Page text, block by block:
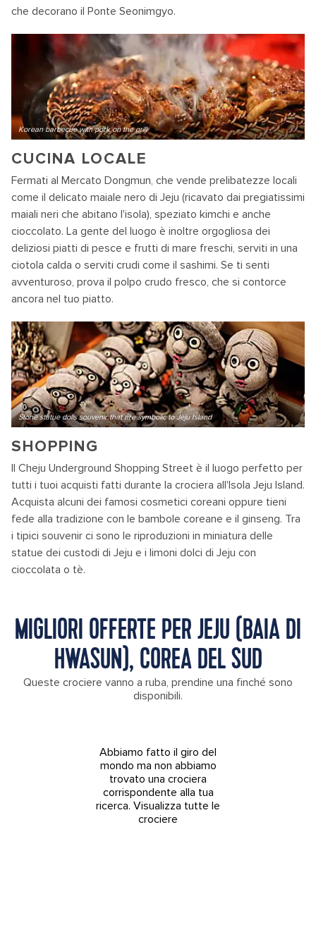
che decorano il Ponte Seonimgyo.
Korean barbecue with pork on the grill
CUCINA LOCALE
Fermati al Mercato Dongmun, che vende prelibatezze locali
come il delicato maiale nero di Jeju (ricavato dai pregiatissimi
maiali neri che abitano l'isola), speziato kimchi e anche
cioccolato. La gente del luogo è inoltre orgogliosa dei
deliziosi piatti di pesce e frutti di mare freschi, serviti in una
ciotola calda o serviti crudi come il sashimi. Se ti senti
avventuroso, prova il polpo crudo fresco, che si contorce
ancora nel tuo piatto.
Stone statue dolls souvenir that are symbolic to Jeju Island
SHOPPING
Il Cheju Underground Shopping Street è il luogo perfetto per
tutti i tuoi acquisti fatti durante la crociera all'Isola Jeju Island.
Acquista alcuni dei famosi cosmetici coreani oppure tieni
fede alla tradizione con le bambole coreane e il ginseng. Tra
i tipici souvenir ci sono le riproduzioni in miniatura delle
statue dei custodi di Jeju e i limoni dolci di Jeju con
cioccolata o tè.
MIGLIORI OFFERTE PER JEJU (BAIA DI
HWASUN), COREA DEL SUD
Queste crociere vanno a ruba, prendine una finché sono
disponibili.
Abbiamo fatto il giro del
mondo ma non abbiamo
trovato una crociera
corrispondente alla tua
ricerca. Visualizza tutte le
crociere